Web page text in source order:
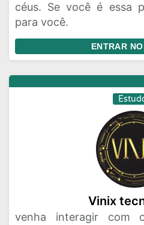
céus. Se você é essa
para você.
ENTRAR
Vinix
venha interagir com